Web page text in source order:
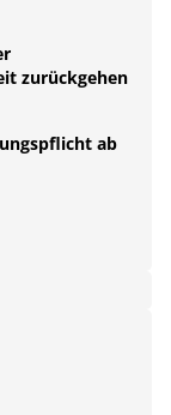
zurückgehen
ab